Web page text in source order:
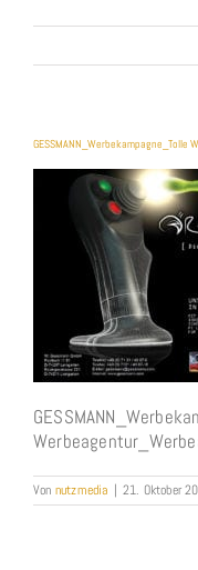
GESSMANN_Werbekampagne_Tolle
Von nutzmedia | 21. Oktober